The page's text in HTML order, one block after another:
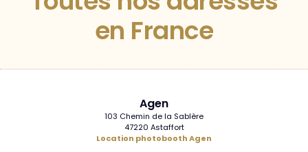
en France
Agen
103 Chemin de la Sablère
47220 Astaffort
Location photobooth Agen